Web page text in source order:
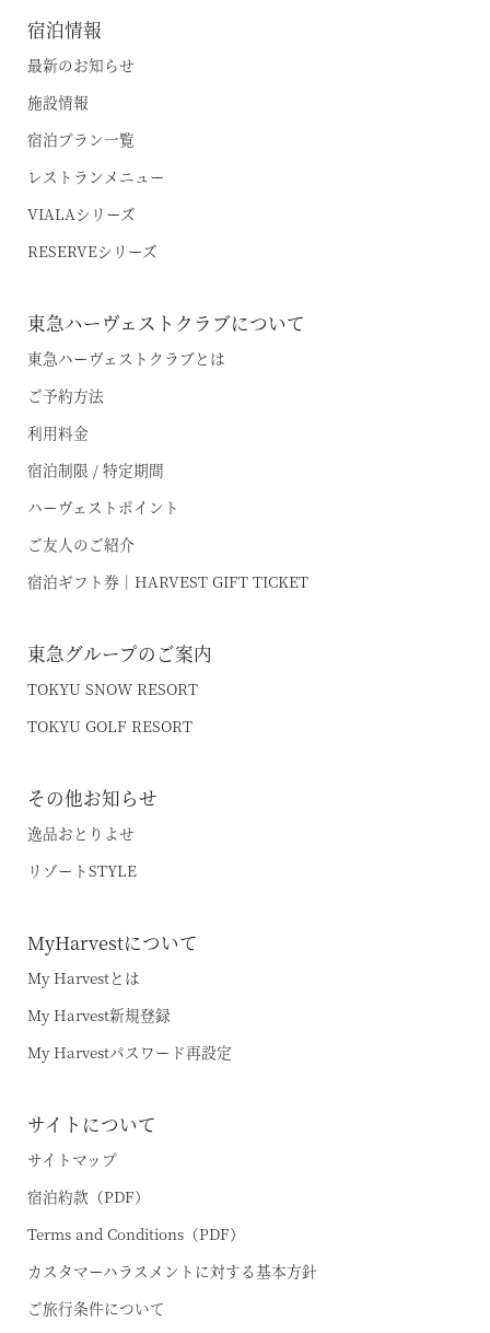
オンライン予約はこちら
宿泊情報
最新のお知らせ
施設情報
宿泊プラン一覧
レストランメニュー
VIALAシリーズ
RESERVEシリーズ
東急ハーヴェストクラブについて
東急ハーヴェストクラブとは
ご予約方法
利用料金
宿泊制限 / 特定期間
ハーヴェストポイント
ご友人のご紹介
宿泊ギフト券｜HARVEST GIFT TICKET
東急グループのご案内
TOKYU SNOW RESORT
TOKYU GOLF RESORT
その他お知らせ
逸品おとりよせ
リゾートSTYLE
MyHarvestについて
My Harvestとは
My Harvest新規登録
My Harvestパスワード再設定
サイトについて
サイトマップ
宿泊約款（PDF）
Terms and Conditions（PDF）
カスタマーハラスメントに対する基本方針
ご旅行条件について